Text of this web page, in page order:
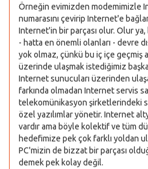
Örneğin evimizden modemimizle
numarasını çevirip Internet'e
Internet'in bir parçası olur. Olur ya,
- hatta en önemli olanları - devre
yok olmaz, çünkü bu iç içe geçmiş
üzerinde ulaşmak istediğimiz
Internet sunucuları üzerinden
farkında olmadan Internet servis
telekomünikasyon şirketlerindeki
özel yazılımlar yönetir. Internet
vardır ama böyle kolektif ve tüm
hedefimize pek çok farklı yoldan
PC'mizin de bizzat bir parçası
demek pek kolay değil.